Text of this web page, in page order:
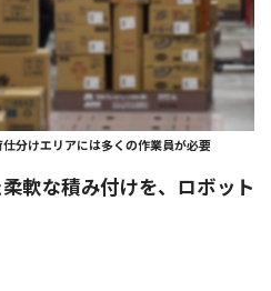
分けエリアには多くの作業員が必要
軟な積み付けを、ロボット